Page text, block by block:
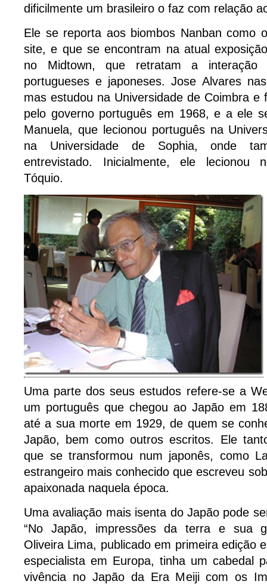
dificilmente um brasileiro o faz com relação
Ele se reporta aos biombos Nanban como
site, e que se encontram na atual
no Midtown, que retratam a interação
portugueses e japoneses. Jose Alvares
mas estudou na Universidade de Coimbra e
pelo governo português em 1968, e a ele
Manuela, que lecionou português na
na Universidade de Sophia, onde
entrevistado. Inicialmente, ele lecionou
Tóquio.
Uma parte dos seus estudos refere-se a
um português que chegou ao Japão em
até a sua morte em 1929, de quem se
Japão, bem como outros escritos. Ele
que se transformou num japonês, como
estrangeiro mais conhecido que escreveu
apaixonada naquela época.
Uma avaliação mais isenta do Japão pode
“No Japão, impressões da terra e sua
Oliveira Lima, publicado em primeira edição
especialista em Europa, tinha um cabedal
vivência no Japão da Era Meiji com os